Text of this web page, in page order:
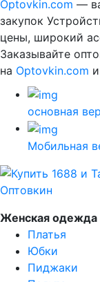
Optovkin.com —
закупок
цены, широкий
Заказывайте
на Optovkin.com
основная
Мобильная
Женская одежда
Платья
Юбки
Пиджаки